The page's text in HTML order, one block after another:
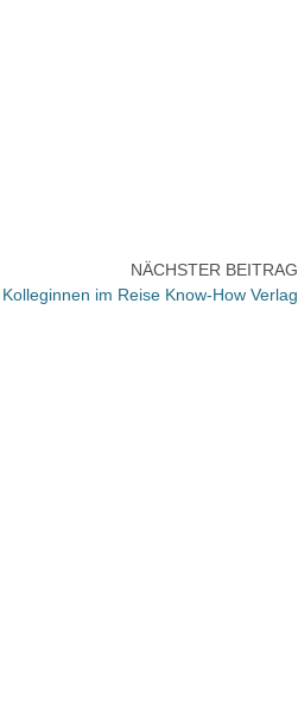
NÄCHSTER BEITRAG
im Reise Know-How Verlag